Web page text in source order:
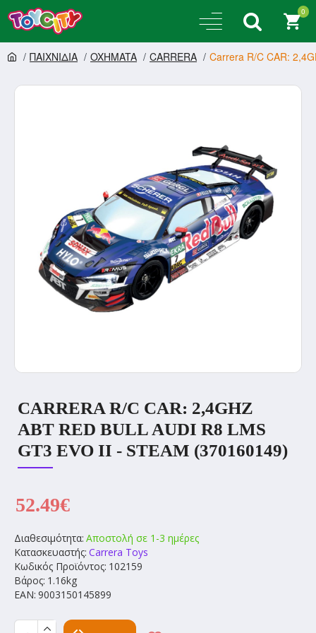
0
ΠΑΙΧΝΙΔΙΑ OXHMATA CARRERA Carrera R/C CAR:
CARRERA R/C CAR: 2,4GHZ
ABT RED BULL AUDI R8 LMS
GT3 EVO II - STEAM (370160149)
Διαθεσιμότητα: Αποστολή σε 1-3 ημέρες
Κατασκευαστής: Carrera Toys
Κωδικός Προϊόντος: 102159
Βάρος: 1.16kg
EAN: 9003150145899
52.49€